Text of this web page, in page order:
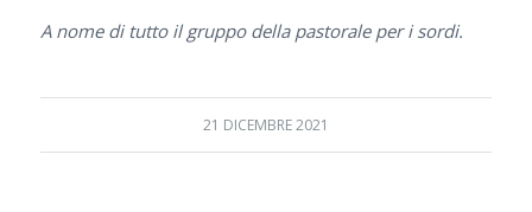
A nome di tutto il gruppo della pastorale per i sordi.
21 DICEMBRE 2021